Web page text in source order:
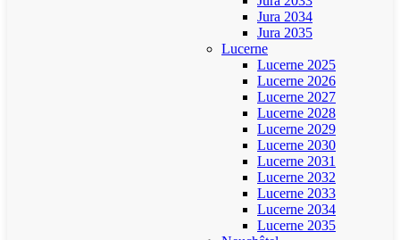
Jura 2034
Jura 2035
Lucerne
Lucerne 2025
Lucerne 2026
Lucerne 2027
Lucerne 2028
Lucerne 2029
Lucerne 2030
Lucerne 2031
Lucerne 2032
Lucerne 2033
Lucerne 2034
Lucerne 2035